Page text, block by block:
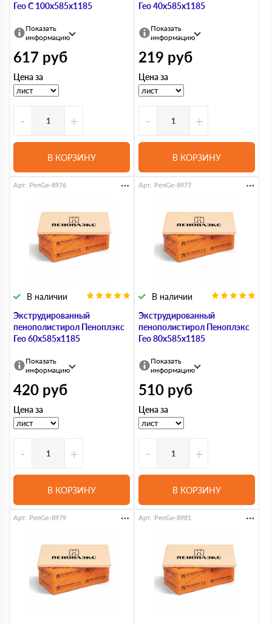
Гео С 100х585х1185
Показать
информацию
617 руб
Цена за
- +
В КОРЗИНУ
Гео 40х585х1185
Показать
информацию
219 руб
Цена за
- +
В КОРЗИНУ
Экструдированный
пенополистирол Пеноплэкс
Гео 60х585х1185
В наличии
Арт. PenGe-8976
Показать
информацию
420 руб
Цена за
- +
В КОРЗИНУ
Экструдированный
пенополистирол Пеноплэкс
Гео 80х585х1185
В наличии
Арт. PenGe-8977
Показать
информацию
510 руб
Цена за
- +
В КОРЗИНУ
Арт. PenGe-8979 Арт. PenGe-8981